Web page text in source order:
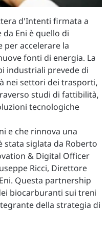
d'Intenti firmata a
da Eni è quello di
per accelerare la
fonti di energia. La
industriali prevede di
nei settori dei trasporti,
studi di fattibilità,
tecnologiche
e che rinnova una
stata siglata da Roberto
& Digital Officer
Ricci, Direttore
Questa partnership
biocarburanti sui treni
della strategia di